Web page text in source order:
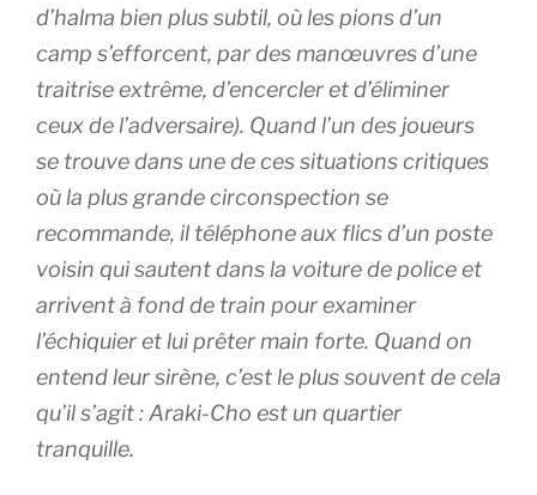
d’halma bien plus subtil, où les pions d’un
camp s’efforcent, par des manœuvres d’une
traitrise extrême, d’encercler et d’éliminer
ceux de l’adversaire). Quand l’un des joueurs
se trouve dans une de ces situations critiques
où la plus grande circonspection se
recommande, il téléphone aux flics d’un poste
voisin qui sautent dans la voiture de police et
arrivent à fond de train pour examiner
l’échiquier et lui prêter main forte. Quand on
entend leur sirène, c’est le plus souvent de cela
qu’il s’agit : Araki-Cho est un quartier
tranquille.